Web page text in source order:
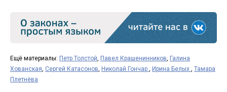
Ещё материалы: Петр Толстой, Павел Крашенинников, Галина
Хованская, Сергей Катасонов, Николай Гончар , Ирина Белых , Тамара
Плетнёва